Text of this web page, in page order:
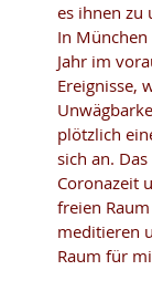
es ihnen zu
In
Jahr im
Ereignisse,
plötzlich
sich an.
Coronazeit
freien
meditieren
Raum für